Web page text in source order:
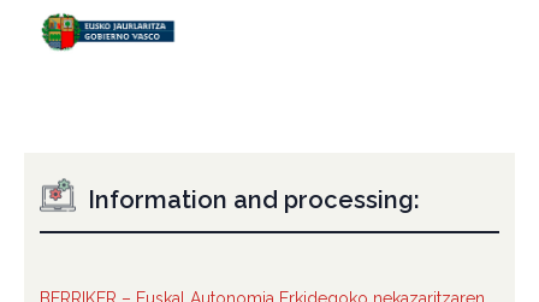
Information and processing: